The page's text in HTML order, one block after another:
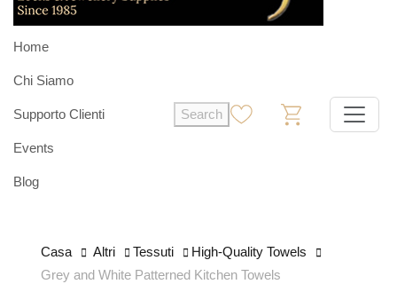
Home
Chi Siamo
Supporto Clienti
Events
Blog
Search
Casa Altri Tessuti
High-Quality Towels
Grey and White Patterned Kitchen Towels